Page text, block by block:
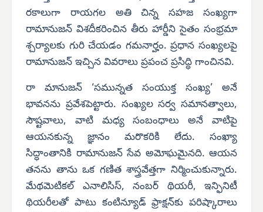
రకాలుగా రాయగల అతి చిన్న సహజ సంఖ్యగా
రామానుజన్ విశదీకరించిన తీరు హార్డీని సైతం సంభ్రమా
శ్చర్యాలకు గురి చేయడం గమనార్హం. ప్రధాన సంఖ్యలపై
రామానుజన్ ఇచ్చిన వివరాలు ప్రపంచ ప్రసిద్ధి గాంచినవి.
రా మానుజన్ ‘సమున్నత సంయుక్త సంఖ్య’ అనే
భావనను ప్రవేశపెట్టారు. సంఖ్యల సర్వ సమానత్వాలు,
సౌష్టవాలు, వాటి మధ్య సంబంధాలు అనే వాటిపై
ఆయనకున్న జ్ఞానం మరొకరికి లేదు. సంఖ్యా
సిద్ధాంతానికి రామానుజన్ సేవ అమోఘమైనది. ఆయన
తనను తాను ఒక గణిత శాస్త్రవేత్తగా నిర్మించుకున్నారు.
మేథమెటికల్ ఎనాలిసిస్, నంబర్ థియరీ, ఇన్ఫినిటీ
థియరీలతో పాటు కంటిన్యూడ్ ఫ్రాక్షన్‌కు పరిష్కారాలు